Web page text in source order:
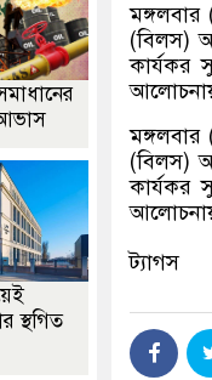
মঙ্গলবার
(বিলস)
কার্যকর
মঙ্গলবার
(বিলস)
কার্যকর
ট্যাগস
আভাস
স্থগিত